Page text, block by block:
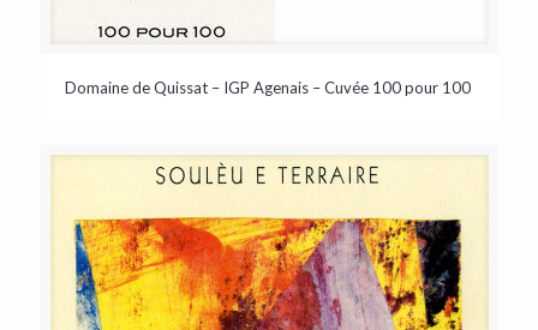
Domaine de Quissat – IGP Agenais – Cuvée 100 pour 100